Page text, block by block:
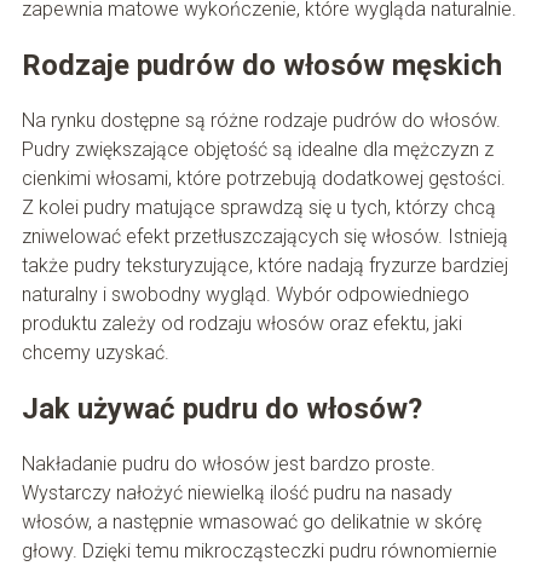
zapewnia matowe wykończenie, które wygląda naturalnie.
Rodzaje pudrów do włosów męskich
Na rynku dostępne są różne rodzaje pudrów do włosów.
Pudry zwiększające objętość są idealne dla mężczyzn z
cienkimi włosami, które potrzebują dodatkowej gęstości.
Z kolei pudry matujące sprawdzą się u tych, którzy chcą
zniwelować efekt przetłuszczających się włosów. Istnieją
także pudry teksturyzujące, które nadają fryzurze bardziej
naturalny i swobodny wygląd. Wybór odpowiedniego
produktu zależy od rodzaju włosów oraz efektu, jaki
chcemy uzyskać.
Jak używać pudru do włosów?
Nakładanie pudru do włosów jest bardzo proste.
Wystarczy nałożyć niewielką ilość pudru na nasady
włosów, a następnie wmasować go delikatnie w skórę
głowy. Dzięki temu mikrocząsteczki pudru równomiernie